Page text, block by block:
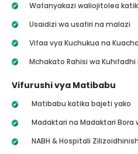
Wafanyakazi waliojitolea
Usaidizi wa usafiri na malazi
Vifaa vya Kuchukua na Kuacha
Mchakato Rahisi wa Kuhifadhi
Vifurushi vya Matibabu
Matibabu katika bajeti yako
Madaktari na Madaktari Bora
NABH & Hospitali